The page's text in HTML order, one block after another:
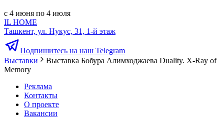
с 4 июня по 4 июля
IL HOME
Ташкент, ул. Нукус, 31, 1-й этаж
Подпишитесь на наш Telegram
Выставки
Выставка Бобура Алимходжаева Duality. X-Ray of
Memory
Реклама
Контакты
О проекте
Вакансии